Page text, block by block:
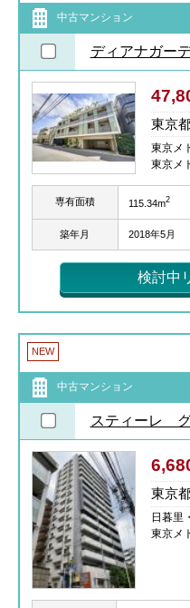
中古マンション
ディアナガー
東京
東京メ
東京メ
専有面積 115.34m2
築年月 2018年5月
検討中
NEW
中古マンション
スティーレ
東京
日暮
東京メ